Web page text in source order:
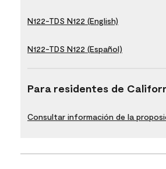
N122-TDS N122 (English)
N122-TDS N122 (Español)
Para residentes de
Consultar información de la